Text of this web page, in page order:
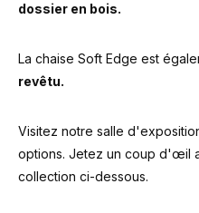
dossier en bois.
La chaise Soft Edge est
revêtu.
Visitez notre salle
options. Jetez un coup d'œil
collection ci-dessous.